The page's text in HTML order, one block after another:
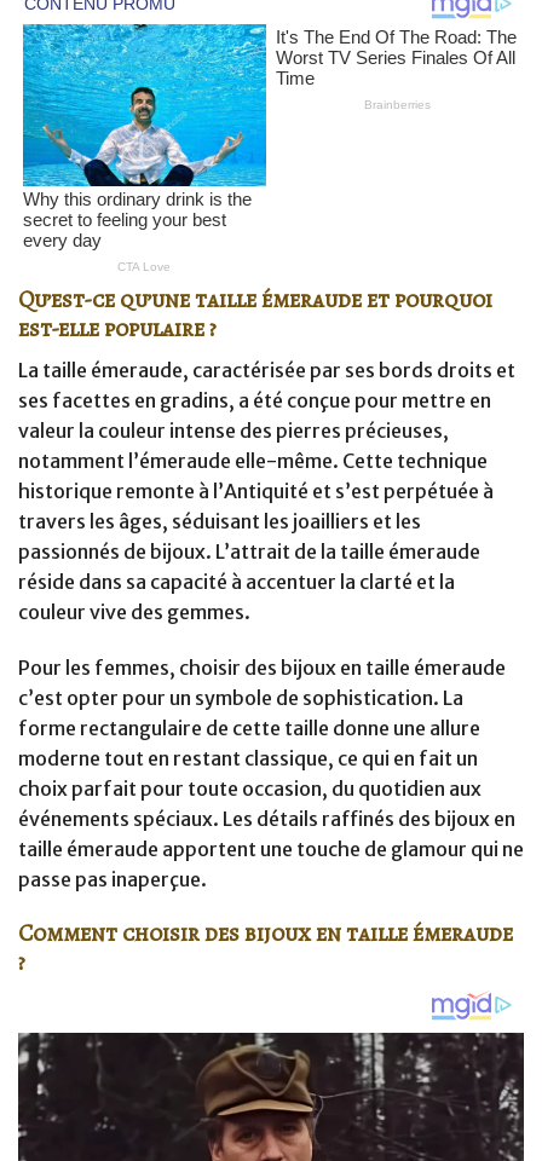
Qu’est-ce qu’une taille émeraude et pourquoi
est-elle populaire ?
La taille émeraude, caractérisée par ses bords droits et
ses facettes en gradins, a été conçue pour mettre en
valeur la couleur intense des pierres précieuses,
notamment l’émeraude elle-même. Cette technique
historique remonte à l’Antiquité et s’est perpétuée à
travers les âges, séduisant les joailliers et les
passionnés de bijoux. L’attrait de la taille émeraude
réside dans sa capacité à accentuer la clarté et la
couleur vive des gemmes.
Pour les femmes, choisir des bijoux en taille émeraude
c’est opter pour un symbole de sophistication. La
forme rectangulaire de cette taille donne une allure
moderne tout en restant classique, ce qui en fait un
choix parfait pour toute occasion, du quotidien aux
événements spéciaux. Les détails raffinés des bijoux en
taille émeraude apportent une touche de glamour qui ne
passe pas inaperçue.
Comment choisir des bijoux en taille émeraude
?